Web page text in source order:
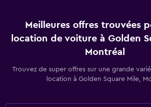
Meilleures offres trouvées
location de voiture à Golden
Montréal
Trouvez de super offres sur une grande
location à Golden Square Mile,